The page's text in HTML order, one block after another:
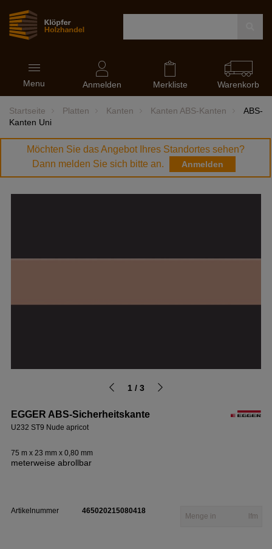
Navigation
ein-
und
ausblenden
Menu Anmelden Merkliste Warenkorb
Startseite Platten Kanten Kanten ABS-Kanten
ABS-
Kanten Uni
Möchten Sie das Angebot Ihres Standortes sehen?
Dann melden Sie sich bitte an.
Anmelden
1 / 3
EGGER ABS-Sicherheitskante
U232 ST9 Nude apricot
75 m x 23 mm x 0,80 mm
meterweise abrollbar
Artikelnummer 465020215080418
lfm